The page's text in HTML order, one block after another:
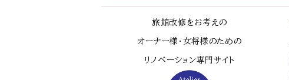
旅館改修をお考えの
オーナー様・女将様のための
リノベーション専門サイト